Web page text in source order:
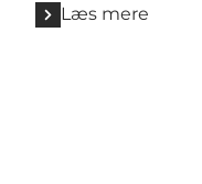
Læs mere